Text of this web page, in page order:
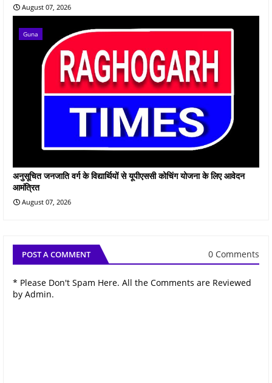
August 07, 2026
Guna
अनुसूचित जनजाति वर्ग के विद्यार्थियों से यूपीएससी कोचिंग योजना के लिए आवेदन
आमंत्रित
August 07, 2026
POST A COMMENT 0 Comments
* Please Don't Spam Here. All the Comments are Reviewed
by Admin.